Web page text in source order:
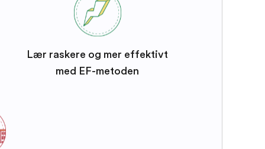
Lær raskere og mer effektivt
med EF-metoden